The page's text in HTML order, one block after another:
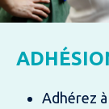
Adhérez